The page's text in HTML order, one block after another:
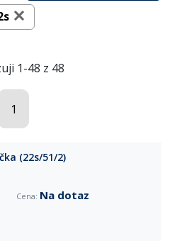
1-48 z 48
1
(22s/51/2)
Na dotaz